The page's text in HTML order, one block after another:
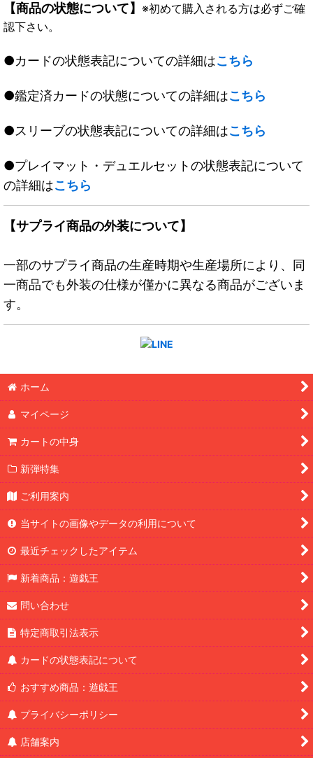
【商品の状態について】 ※初めて購入される方は必ずご確
認下さい。
●カードの状態表記についての詳細はこちら
●鑑定済カードの状態についての詳細はこちら
●スリーブの状態表記についての詳細はこちら
●プレイマット・デュエルセットの状態表記について
の詳細はこちら
【サプライ商品の外装について】
一部のサプライ商品の生産時期や生産場所により、同
一商品でも外装の仕様が僅かに異なる商品がございま
す。
ホーム
マイページ
カートの中身
新弾特集
ご利用案内
当サイトの画像やデータの利用について
最近チェックしたアイテム
新着商品：遊戯王
問い合わせ
特定商取引法表示
カードの状態表記について
おすすめ商品：遊戯王
プライバシーポリシー
店舗案内